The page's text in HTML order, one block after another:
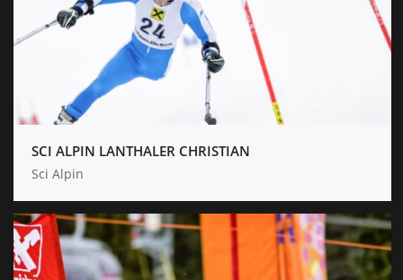
SCI ALPIN LANTHALER CHRISTIAN
Sci Alpin